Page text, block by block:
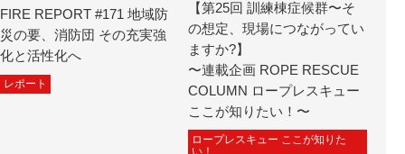
FIRE REPORT #171 地域防
災の要、消防団 その充実強
化と活性化へ
レポート
【第25回 訓練棟症候群〜そ
の想定、現場につながってい
ますか?】
〜連載企画 ROPE RESCUE
COLUMN ロープレスキュー
ここが知りたい！〜
ロープレスキュー ここが知りた
い！